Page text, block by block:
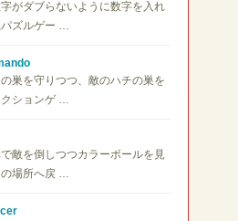
がダブらないように数字を入れ
ズルゲー …
巣を守りつつ、敵のハチの巣を
ションゲ …
敵を倒しつつカラーボールを見
場所へ戻 …